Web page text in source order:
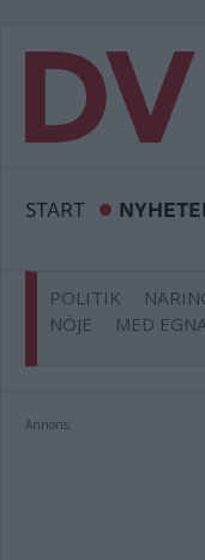
START
POLITIK
NÖJE
MED
Annons: